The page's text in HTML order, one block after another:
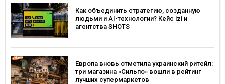
Как объединить стратегию, созданную
людьми и AI-технологии? Кейс izi и
агентства SHOTS
Европа вновь отметила украинский ритейл:
три магазина «Сильпо» вошли в рейтинг
лучших супермаркетов